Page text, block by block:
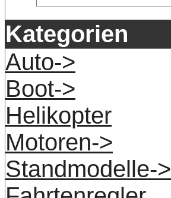
Kategorien
Auto->
Boot->
Helikopter
Motoren->
Standmodelle->